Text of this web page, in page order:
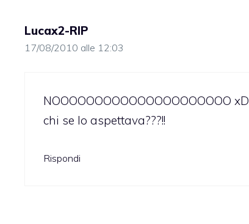
Lucax2-RIP
17/08/2010 alle 12:03
NOOOOOOOOOOOOOOOOOOOOO xD
chi se lo aspettava???!!
Rispondi